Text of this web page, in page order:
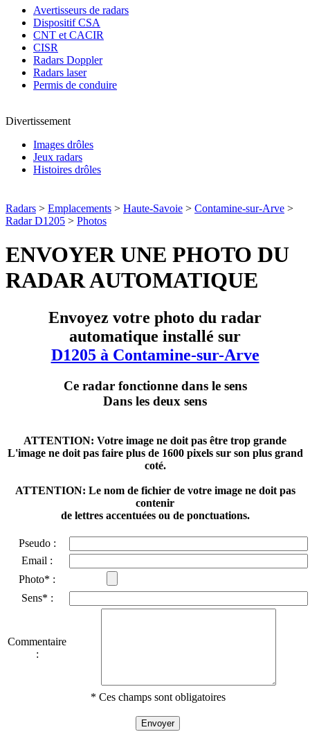
Avertisseurs de radars
Dispositif CSA
CNT et CACIR
CISR
Radars Doppler
Radars laser
Permis de conduire
Divertissement
Images drôles
Jeux radars
Histoires drôles
Radars > Emplacements > Haute-Savoie > Contamine-sur-Arve >
Radar D1205 > Photos
ENVOYER UNE PHOTO DU
RADAR AUTOMATIQUE
Envoyez votre photo du radar
automatique installé sur
D1205 à Contamine-sur-Arve
Ce radar fonctionne dans le sens
Dans les deux sens
ATTENTION: Votre image ne doit pas être trop grande
L'image ne doit pas faire plus de 1600 pixels sur son plus grand
coté.
ATTENTION: Le nom de fichier de votre image ne doit pas
contenir
de lettres accentuées ou de ponctuations.
Pseudo :
Email :
Photo* :
Sens* :
Commentaire
:
* Ces champs sont obligatoires